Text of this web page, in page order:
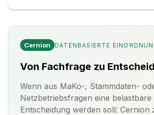
Cernion DATENBASIERTE
Von Fachfrage zu
Wenn aus MaKo-, Stammdaten-
Netzbetriebsfragen eine
Entscheidung werden soll: Cernion